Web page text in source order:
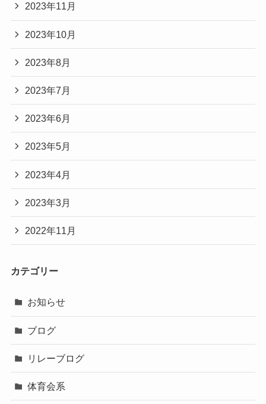
2023年11月
2023年10月
2023年8月
2023年7月
2023年6月
2023年5月
2023年4月
2023年3月
2022年11月
カテゴリー
お知らせ
ブログ
リレーブログ
体育会系